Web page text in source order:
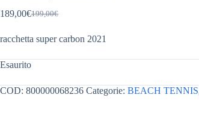
199,00€
Il
originale
199,00€.
189,00€Il
attuale
189,00€.
racchetta super carbon 2021
Esaurito
COD: 800000068236 Categorie: BEACH TENNIS